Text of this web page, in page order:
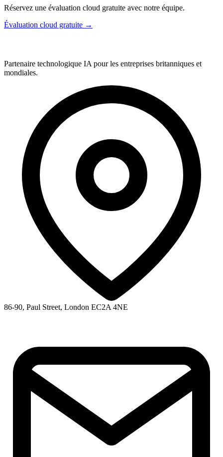
Réservez une évaluation cloud gratuite avec notre équipe.
Évaluation cloud gratuite →
Partenaire technologique IA pour les entreprises britanniques et
mondiales.
86-90, Paul Street, London EC2A 4NE